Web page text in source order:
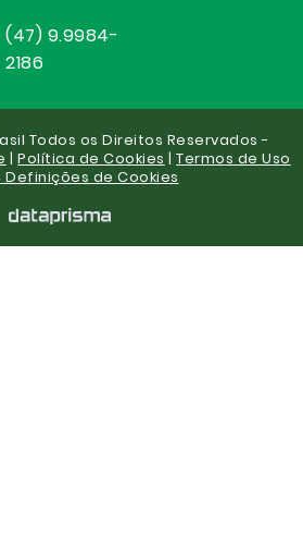
(47) 9.9984-
2186
Todos os Direitos Reservados -
|Política de Cookies |Termos de Uso
Definições de Cookies